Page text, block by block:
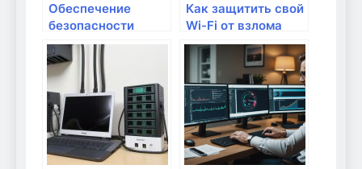
Обеспечение
безопасности
сетей для всех
пользователей в
вашем доме
Как защитить свой
Wi-Fi от взлома